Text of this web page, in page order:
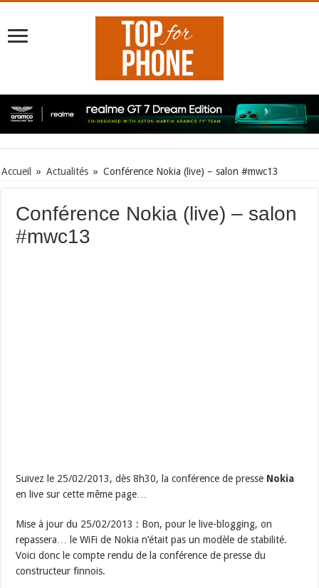
Accueil » Actualités » Conférence Nokia (live) – salon #mwc13
Conférence Nokia (live) – salon
#mwc13
Suivez le 25/02/2013, dès 8h30, la conférence de presse Nokia
en live sur cette même page…
Mise à jour du 25/02/2013 : Bon, pour le live-blogging, on
repassera… le WiFi de Nokia n’était pas un modèle de stabilité.
Voici donc le compte rendu de la conférence de presse du
constructeur finnois.